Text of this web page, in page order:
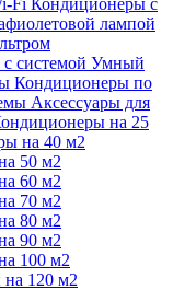
Fi Кондиционеры с
лампой
системой Умный
Кондиционеры по
Аксессуары для
на 25
на 40 м2
50 м2
60 м2
70 м2
80 м2
90 м2
100 м2
120 м2